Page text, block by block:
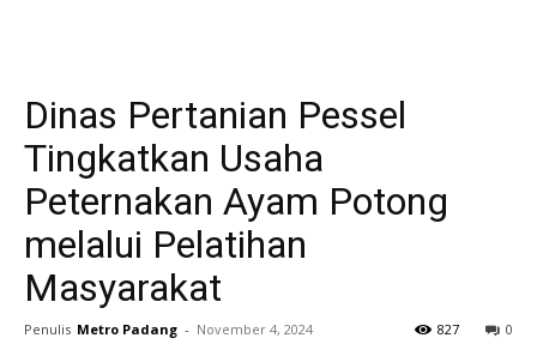
Dinas Pertanian Pessel
Tingkatkan Usaha
Peternakan Ayam Potong
melalui Pelatihan
Masyarakat
Penulis Metro Padang - November 4, 2024 0
827